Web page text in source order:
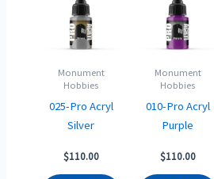
Monument
Hobbies
025-Pro Acryl
Silver
$110.00
Monument
Hobbies
010-Pro Acryl
Purple
$110.00